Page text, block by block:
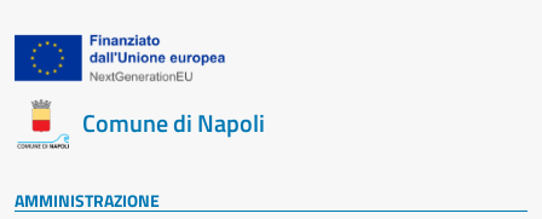
Comune di Napoli
AMMINISTRAZIONE